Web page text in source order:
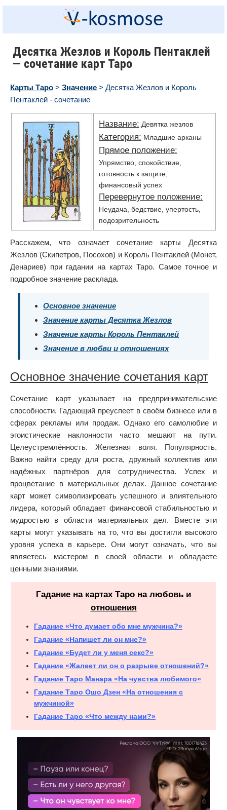
Десятка Жезлов и Король Пентаклей
— сочетание карт Таро
Карты Таро > Значение > Десятка Жезлов и Король
Пентаклей - сочетание
Название: Девятка жезлов
Категория: Младшие арканы
Прямое положение:
Упрямство, спокойствие,
готовность к защите,
финансовый успех
Перевернутое положение:
Неудача, бедствие, упертость,
подозрительность
Расскажем, что означает сочетание карты Десятка
Жезлов (Скипетров, Посохов) и Король Пентаклей (Монет,
Денариев) при гадании на картах Таро. Самое точное и
подробное значение расклада.
Основное значение
Значение карты Десятка Жезлов
Значение карты Король Пентаклей
Значение в любви и отношениях
Основное значение сочетания карт
Сочетание карт указывает на предпринимательские
способности. Гадающий преуспеет в своём бизнесе или в
сферах рекламы или продаж. Однако его самолюбие и
эгоистические наклонности часто мешают на пути.
Целеустремлённость. Железная воля. Популярность.
Важно найти среду для роста, дружный коллектив или
надёжных партнёров для сотрудничества. Успех и
процветание в материальных делах. Данное сочетание
карт может символизировать успешного и влиятельного
лидера, который обладает финансовой стабильностью и
мудростью в области материальных дел. Вместе эти
карты могут указывать на то, что вы достигли высокого
уровня успеха в карьере. Они могут означать, что вы
являетесь мастером в своей области и обладаете
ценными знаниями.
Гадание на картах Таро на любовь и
отношения
Гадание «Что думает обо мне мужчина?»
Гадание «Напишет ли он мне?»
Гадание «Будет ли у меня секс?»
Гадание «Жалеет ли он о разрыве отношений?»
Гадание Таро Манара «На чувства любимого»
Гадание Таро Ошо Дзен «На отношения с
мужчиной»
Гадание Таро «Что между нами?»